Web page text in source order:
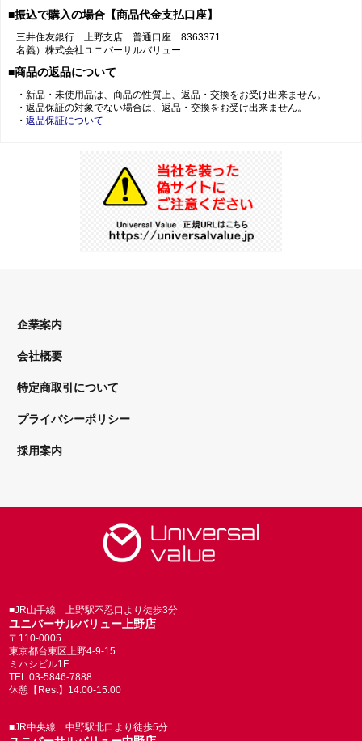
■振込で購入の場合【商品代金支払口座】
三井住友銀行 上野支店 普通口座 8363371
名義）株式会社ユニバーサルバリュー
■商品の返品について
・新品・未使用品は、商品の性質上、返品・交換をお受け出来ません。
・返品保証の対象でない場合は、返品・交換をお受け出来ません。
・ 返品保証について
企業案内
会社概要
特定商取引について
プライバシーポリシー
採用案内
■JR山手線 上野駅不忍口より徒歩3分
ユニバーサルバリュー上野店
〒110-0005
東京都台東区上野4-9-15
ミハシビル1F
TEL 03-5846-7888
休憩【Rest】14:00-15:00
■JR中央線 中野駅北口より徒歩5分